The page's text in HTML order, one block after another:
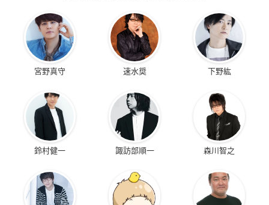
宮野真守 速水奨 下野紘
鈴村健一 諏訪部順一 森川智之